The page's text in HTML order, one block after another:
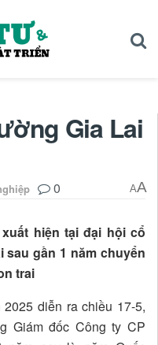
Gia Lai
0 AA
hiện tại đại hội cổ
gần 1 năm chuyển
trai
diễn ra chiều 17-5,
Giám đốc Công ty CP